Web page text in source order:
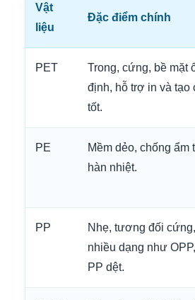
Vật
liệu
Đặc điểm chính
PET
Trong, cứng, bề mặt
định, hỗ trợ in và tạo
tốt.
PE
Mềm dẻo, chống ẩm
hàn nhiệt.
PP
Nhẹ, tương đối
nhiều dạng như
PP dệt.